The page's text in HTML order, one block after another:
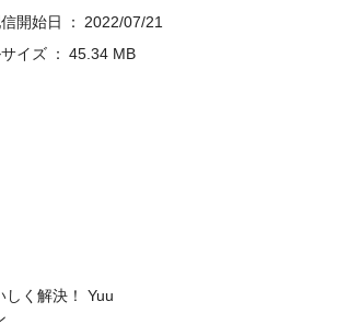
しく解決！ Yuu
開始日
2022/07/21
イズ
45.34 MB